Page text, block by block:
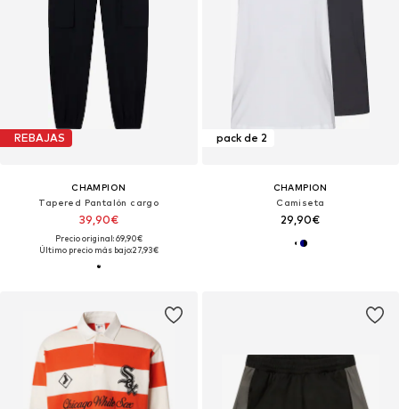
REBAJAS
CHAMPION
Tapered Pantalón cargo
39,90€
Precio original: 69,90€
Último precio más bajo:27,93€
pack de 2
CHAMPION
Camiseta
29,90€